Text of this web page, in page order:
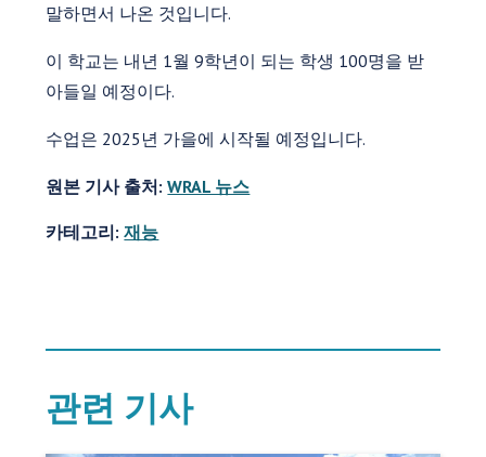
말하면서 나온 것입니다.
이 학교는 내년 1월 9학년이 되는 학생 100명을 받
아들일 예정이다.
수업은 2025년 가을에 시작될 예정입니다.
원본 기사 출처:WRAL 뉴스
카테고리: 재능
관련 기사